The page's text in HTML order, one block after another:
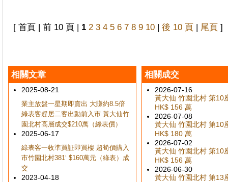
[ 首頁 | 前 10 頁 | 1 2 3 4 5 6 7 8 9 10 | 後 10 頁 | 尾頁 ]
相關文章
2025-08-21
業主放盤一星期即賣出 大賺約8.5倍
綠表客趕居二客出動前入市 黃大仙竹
園北村高層成交$210萬（綠表價）
2025-06-17
綠表客一收準買証即買樓 超筍價購入
市竹園北村381‘ $160萬元（綠表）成
交
2023-04-18
相關成交
2026-07-16
黃大仙 竹園北村 第10
HK$ 156 萬
2026-07-08
黃大仙 竹園北村 第10
HK$ 180 萬
2026-07-02
黃大仙 竹園北村 第10
HK$ 156 萬
2026-06-30
黃大仙 竹園北村 第13